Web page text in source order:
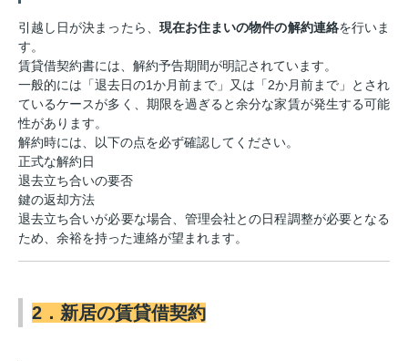
引越し日が決まったら、 現在お住まいの物件の解約連絡を行いま
す。
賃貸借契約書には、解約予告期間が明記されています。
一般的には「退去日の1か月前まで」又は「2か月前まで」とされ
ているケースが多く、期限を過ぎると余分な家賃が発生する可能
性があります。
解約時には、以下の点を必ず確認してください。
正式な解約日
退去立ち合いの要否
鍵の返却方法
退去立ち合いが必要な場合、管理会社との日程調整が必要となる
ため、余裕を持った連絡が望まれます。
2．新居の賃貸借契約